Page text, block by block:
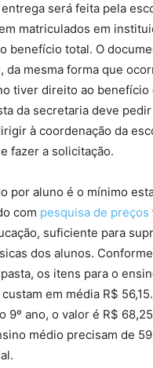
será feita pela
matriculados em
benefício total. O
da mesma forma que
tiver direito ao benefício
da secretaria deve pedir
à coordenação da
fazer a solicitação.
por aluno é o mínimo
com pesquisa de preços
suficiente para
dos alunos.
os itens para o
custam em média R$
9º ano, o valor é R$
médio precisam de